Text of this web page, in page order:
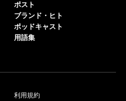
ポスト
ブランド・ヒト
ポッドキャスト
用語集
利用規約